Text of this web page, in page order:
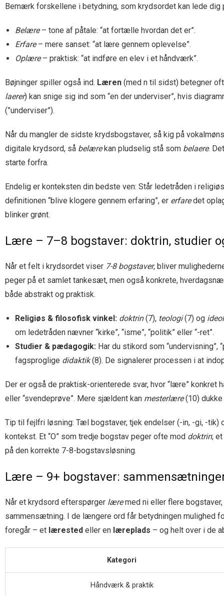
Bemærk forskellene i betydning, som krydsordet kan lede dig
Belære– tone af påtale: “at fortælle hvordan det er”.
Erfare– mere sanset: “at lære gennem oplevelse”.
Oplære– praktisk: “at indføre en elev i et håndværk”.
Bøjninger spiller også ind. Læren (med n til sidst) betegner
laerer) kan snige sig ind som “en der underviser”, hvis
(”underviser”).
Når du mangler de sidste krydsbogstaver, så kig på
digitale krydsord, så belærekan pludselig stå som belaere.
starte forfra.
Endelig er konteksten din bedste ven: Står ledetråden i
definitionen “blive klogere gennem erfaring”, er erfaredet
blinker grønt.
Lære – 7–8 bogstaver: doktrin, studier
Når et felt i krydsordet viser 7-8 bogstaver, bliver
peger på et samlet tankesæt, men også konkrete,
både abstrakt og praktisk.
Religiøs & filosofisk vinkel: doktrin(7), teologi(7) og
om ledetråden nævner “kirke”, “isme”, “politik” eller “-ret”.
Studier & pædagogik: Har du stikord som “undervisning”,
fagsproglige didaktik(8). De signalerer processen i at
Der er også de praktisk-orienterede svar, hvor “lære” konkret
eller “svendeprøve”. Mere sjældent kan mesterlære(10) dukke
Tip til fejlfri løsning: Tæl bogstaver, tjek endelser (-in, -gi, -
kontekst. Et “O” som tredje bogstav peger ofte mod doktrin;
på den korrekte 7-8-bogstavsløsning.
Lære – 9+ bogstaver:
Når et krydsord efterspørger læremed ni eller flere
sammensætning. I de længere ord får betydningen mulighed
foregår – et lærested eller en læreplads – og helt over i de
Kategori
Håndværk & praktik